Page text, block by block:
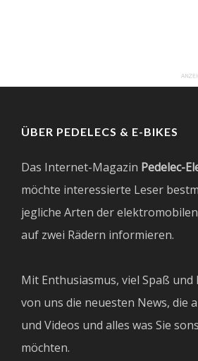
ÜBER PEDELECS & E-BIKES
Das Internet-Magazin Pedelec-
möchte interessierte Leser
jegliche Arten der
auf zwei Rädern informieren.
Mit Enthusiasmus, viel Spaß und
von uns die neuesten News, die
und Videos und alles was Sie
möchten.